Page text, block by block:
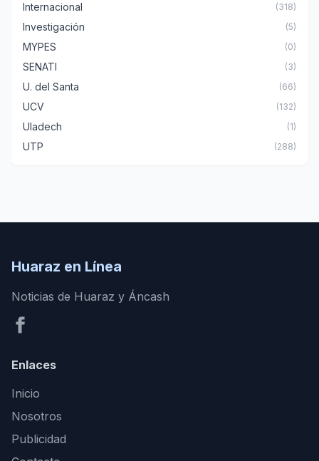
Internacional (318)
Investigación (5)
MYPES (0)
SENATI (3)
U. del Santa (66)
UCV (132)
Uladech (1)
UTP (288)
Huaraz en Línea
Noticias de Huaraz y Áncash
Enlaces
Inicio
Nosotros
Publicidad